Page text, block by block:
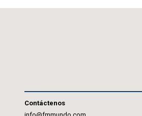
Contáctenos